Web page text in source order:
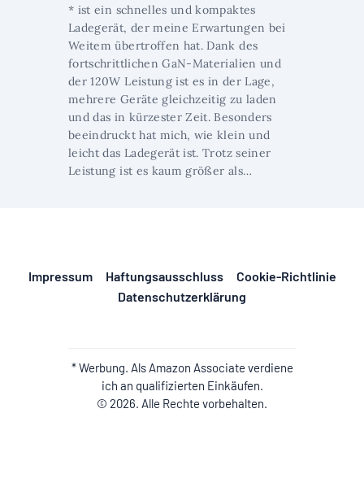
* ist ein schnelles und kompaktes
Ladegerät, der meine Erwartungen bei
Weitem übertroffen hat. Dank des
fortschrittlichen GaN-Materialien und
der 120W Leistung ist es in der Lage,
mehrere Geräte gleichzeitig zu laden
und das in kürzester Zeit. Besonders
beeindruckt hat mich, wie klein und
leicht das Ladegerät ist. Trotz seiner
Leistung ist es kaum größer als…
Impressum Haftungsausschluss
Cookie-Richtlinie
Datenschutzerklärung
* Werbung. Als Amazon Associate verdiene
ich an qualifizierten Einkäufen.
© 2026. Alle Rechte vorbehalten.